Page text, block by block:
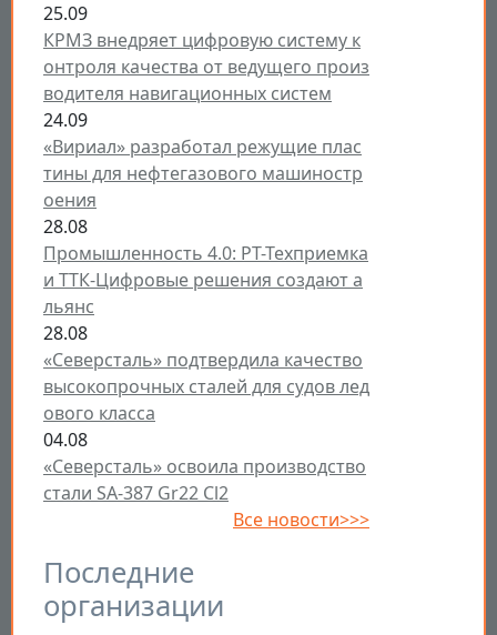
25.09
КРМЗ внедряет цифровую систему к
онтроля качества от ведущего произ
водителя навигационных систем
24.09
«Вириал» разработал режущие плас
тины для нефтегазового машиностр
оения
28.08
Промышленность 4.0: РТ-Техприемка
и ТТК-Цифровые решения создают а
льянс
28.08
«Северсталь» подтвердила качество
высокопрочных сталей для судов лед
ового класса
04.08
«Северсталь» освоила производство
стали SA-387 Gr22 Cl2
Все новости>>>
Последние
организации